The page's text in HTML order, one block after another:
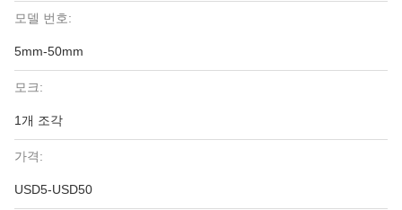
모델 번호:
5mm-50mm
모크:
1개 조각
가격:
USD5-USD50